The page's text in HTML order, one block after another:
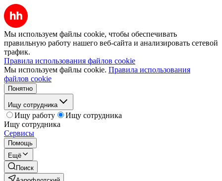
Мы используем файлы cookie, чтобы обеспечивать
правильную работу нашего веб-сайта и анализировать сетевой
трафик.
Правила использования файлов cookie
Мы используем файлы cookie. Правила использования
файлов cookie
Понятно
Ищу сотрудника
Ищу работу
Ищу сотрудника
Ищу сотрудника
Сервисы
Помощь
Ещё
Поиск